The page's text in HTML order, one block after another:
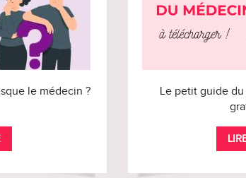
le médecin ?
Le petit guide